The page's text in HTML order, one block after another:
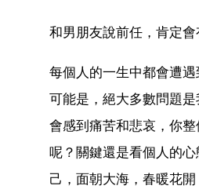
和男朋友說前任，肯定
每個人的一生中都會遭
可能是，絕大多數問題
會感到痛苦和悲哀，你
呢？關鍵還是看個人的
己，面朝大海，春暖花開